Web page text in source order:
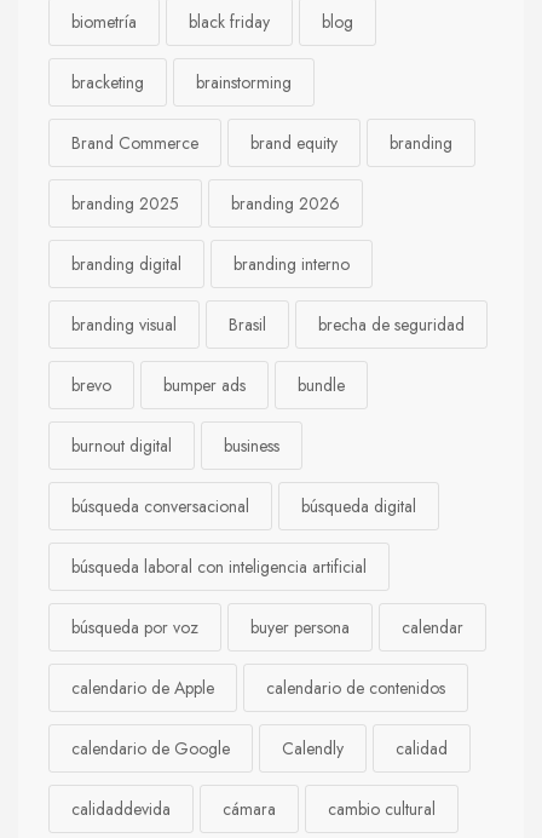
biometría black friday blog
bracketing brainstorming
Brand Commerce brand equity branding
branding 2025 branding 2026
branding digital branding interno
branding visual Brasil brecha de seguridad
brevo bumper ads bundle
burnout digital business
búsqueda conversacional búsqueda digital
búsqueda laboral con inteligencia artificial
búsqueda por voz buyer persona calendar
calendario de Apple calendario de contenidos
calendario de Google Calendly calidad
calidaddevida cámara cambio cultural